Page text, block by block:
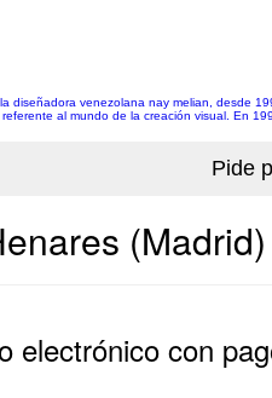
diseñadora venezolana nay melian, desde
al mundo de la creación visual. En
(Madrid)
electrónico con